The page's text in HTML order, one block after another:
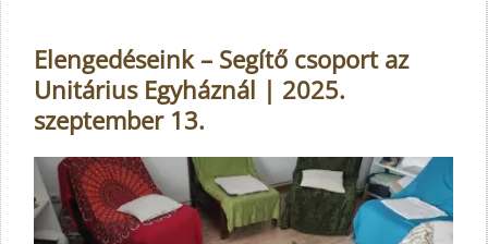
Elengedéseink – Segítő csoport az
Unitárius Egyháznál | 2025.
szeptember 13.